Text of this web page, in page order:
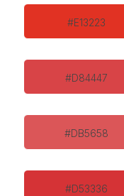
#E13223
#D84447
#DB5658
#D53336